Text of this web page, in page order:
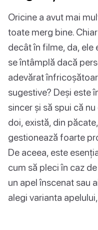
Oricine a avut mai
toate merg bine.
decât în filme, da, ele
se întâmplă dacă
adevărat
sugestive? Deși este
sincer și să spui că
doi, există, din
gestionează foarte
De aceea, este
cum să pleci în caz
un apel înscenat sau
alegi varianta